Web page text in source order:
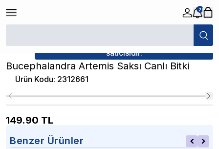
2
/
satıcısıdır.
Bucephalandra Artemis Saksı Canlı Bitki
Ürün Kodu: 2312661
149.90 TL
Benzer Ürünler